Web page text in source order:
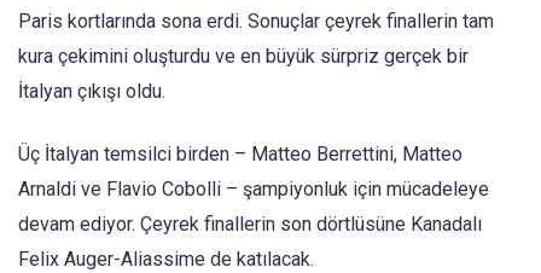
Paris kortlarında sona erdi. Sonuçlar çeyrek finallerin tam
kura çekimini oluşturdu ve en büyük sürpriz gerçek bir
İtalyan çıkışı oldu.
Üç İtalyan temsilci birden – Matteo Berrettini, Matteo
Arnaldi ve Flavio Cobolli – şampiyonluk için mücadeleye
devam ediyor. Çeyrek finallerin son dörtlüsüne Kanadalı
Felix Auger-Aliassime de katılacak.